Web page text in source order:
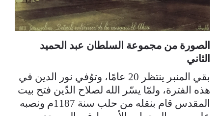
الصورة من مجموعة السلطان عبد الحميد
الثاني
بقي المنبر ينتظر 20 عامًا، وتوُفي نور الدين في
هذه الفترة، ولمّا يسّر الله لصلاح الدّين فتح بيت
المقدس قام بنقله من حلب سنة 1187م ونصبه